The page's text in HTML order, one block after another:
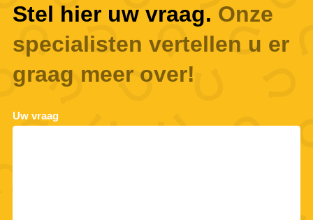
Stel hier uw vraag. Onze
specialisten vertellen u er
graag meer over!
Uw vraag